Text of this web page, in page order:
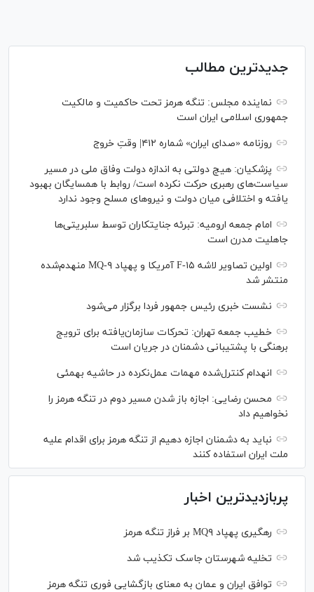
جدیدترین مطالب
نماینده مجلس: تنگه هرمز تحت حاکمیت و مالکیت
جمهوری اسلامی ایران است
روزنامه «صدای ایران» شماره ۴۱۲| وقتِ خروج
پزشکیان: هیچ دولتی به اندازه دولت وفاق ملی در مسیر
سیاست‌های رهبری حرکت نکرده است/ روابط با همسایگان بهبود
یافته و اختلافی میان دولت و نیروهای مسلح وجود ندارد
امام جمعه ارومیه: تبرئه جنایتکاران توسط سلبریتی‌ها
جاهلیت مدرن است
اولین تصاویر لاشه F-۱۵ آمریکا و پهپاد MQ-۹ منهدم‌شده
منتشر شد
نشست خبری رئیس‌ جمهور فردا برگزار می‌شود
خطیب جمعه تهران: تحرکات سازمان‌یافته برای ترویج
برهنگی با پشتیبانی دشمنان در جریان است
انهدام کنترل‌شده مهمات عمل‌نکرده در حاشیه بهمئی
محسن رضایی: اجازه باز شدن مسیر دوم در تنگه هرمز را
نخواهیم داد
نباید به دشمنان اجازه دهیم از تنگه هرمز برای اقدام علیه
ملت ایران استفاده کنند
پربازدیدترین اخبار
رهگیری پهپاد MQ۹ بر فراز تنگه هرمز
تخلیه شهرستان جاسک تکذیب شد
توافق ایران و عمان به معنای بازگشایی فوری تنگه هرمز